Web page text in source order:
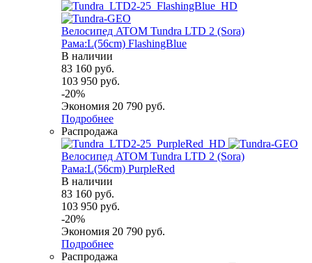
Велосипед ATOM Tundra LTD 2 (Sora)
Рама:L(56cm) FlashingBlue
В наличии
83 160 руб.
103 950 руб.
-20%
Экономия 20 790 руб.
Подробнее
Распродажа
Велосипед ATOM Tundra LTD 2 (Sora)
Рама:L(56cm) PurpleRed
В наличии
83 160 руб.
103 950 руб.
-20%
Экономия 20 790 руб.
Подробнее
Распродажа